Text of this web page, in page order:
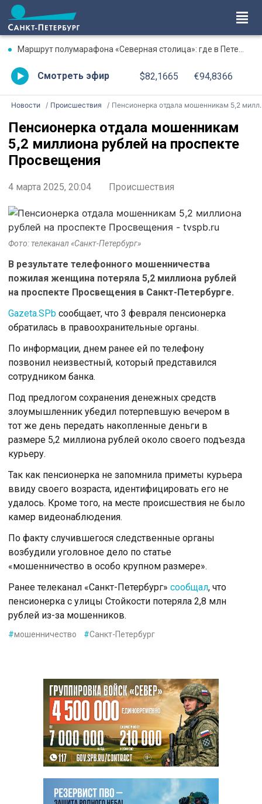
Маршрут полумарафона «Северная столица»: где в Петербурге будут перекрыты дороги 9 августа
Смотреть эфир $82,1665 €94,8366
Новости Происшествия Пенсионерка отдала мошенникам 5,2 миллиона рублей на проспекте Просвещения
Пенсионерка отдала мошенникам
5,2 миллиона рублей на проспекте
Просвещения
4 марта 2025, 20:04 Происшествия
Фото: телеканал «Санкт-Петербург»
В результате телефонного мошенничества
пожилая женщина потеряла 5,2 миллиона рублей
на проспекте Просвещения в Санкт-Петербурге.
Gazeta.SPb сообщает, что 3 февраля пенсионерка
обратилась в правоохранительные органы.
По информации, днем ранее ей по телефону
позвонил неизвестный, который представился
сотрудником банка.
Под предлогом сохранения денежных средств
злоумышленник убедил потерпевшую вечером в
тот же день передать накопленные деньги в
размере 5,2 миллиона рублей около своего подъезда
курьеру.
Так как пенсионерка не запомнила приметы курьера
ввиду своего возраста, идентифицировать его не
удалось. Кроме того, на месте происшествия не было
камер видеонаблюдения.
По факту случившегося следственные органы
возбудили уголовное дело по статье
«мошенничество в особо крупном размере».
Ранее телеканал «Санкт-Петербург» сообщал, что
пенсионерка с улицы Стойкости потеряла 2,8 млн
рублей из-за мошенников.
#мошенничество #Санкт-Петербург